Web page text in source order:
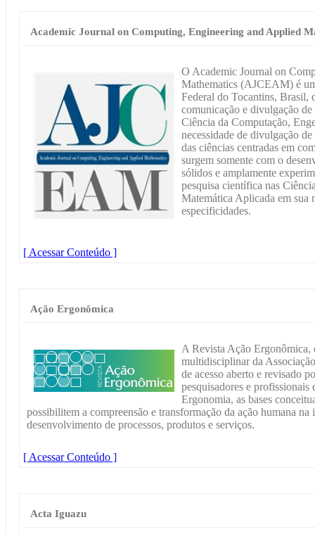
Academic Journal on Computing, Engineering and Applied
O Academic Journal on
Mathematics (AJCEAM) é
Federal do Tocantins, Brasil,
comunicação e divulgação de
Ciência da Computação,
necessidade de divulgação
das ciências centradas em
surgem somente com o
sólidos e amplamente
pesquisa científica nas
Matemática Aplicada em sua
especificidades.
[ Acessar Conteúdo ]
Ação Ergonômica
A Revista Ação Ergonômica,
multidisciplinar da
de acesso aberto e revisado
pesquisadores e profissionais
Ergonomia, as bases
possibilitem a compreensão e transformação da ação humana
desenvolvimento de processos, produtos e serviços.
[ Acessar Conteúdo ]
Acta Iguazu